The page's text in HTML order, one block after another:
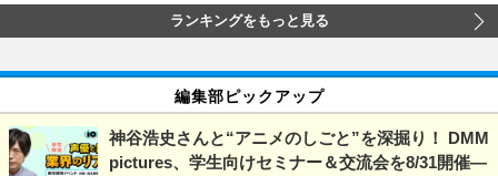
ランキングをもっと見る
編集部ピックアップ
神谷浩史さんと“アニメのしごと”を深掘り！ DMM
pictures、学生向けセミナー＆交流会を8/31開催―